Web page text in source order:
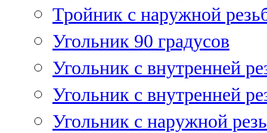
Тройник с наружной
Угольник 90 градусов
Угольник c внутренней
Угольник с внутренней
Угольник с наружной